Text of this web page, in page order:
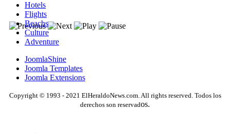
Hotels
Flights
Beachs
Culture
Adventure
JoomlaShine
Joomla Templates
Joomla Extensions
Copyright © 1993 - 2021 ElHeraldoNews.com. All rights reserved. Todos los
derechos son reservados.